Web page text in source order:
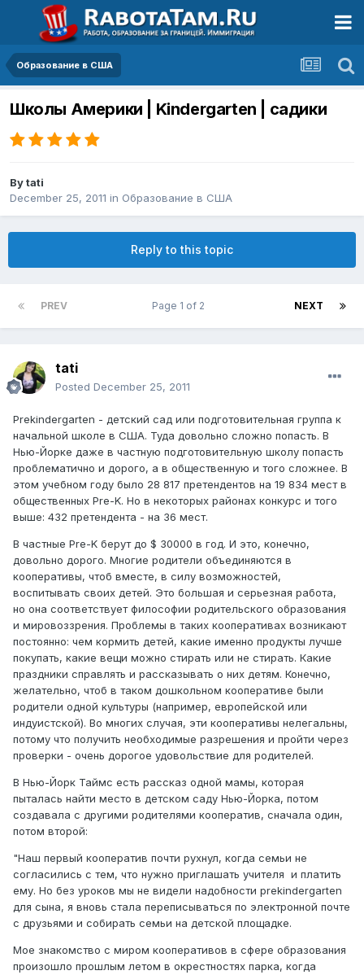
Образование в США
Школы Америки | Kindergarten | садики
Bytati
December 25, 2011 in Образование в США
Reply to this topic
PREV NEXT
Page 1 of 2
tati
Posted December 25, 2011
Prekindergarten - детский сад или подготовительная группа к
начальной школе в США. Туда довольно сложно попасть. В
Нью-Йорке даже в частную подготовительную школу попасть
проблематично и дорого, а в общественную и того сложнее. В
этом учебном году было 28 817 претендентов на 19 834 мест в
общественных Pre-K. Но в некоторых районах конкурс и того
выше: 432 претендента - на 36 мест.
В частные Pre-K берут до $ 30000 в год. И это, конечно,
довольно дорого. Многие родители объединяются в
кооперативы, чтоб вместе, в силу возможностей,
воспитывать своих детей. Это большая и серьезная работа,
но она соответствует философии родительского образования
и мировоззрения. Проблемы в таких кооперативах возникают
постоянно: чем кормить детей, какие именно продукты лучше
покупать, какие вещи можно стирать или не стирать. Какие
праздники справлять и рассказывать о них детям. Конечно,
желательно, чтоб в таком дошкольном кооперативе были
родители одной культуры (например, европейской или
индуистской). Во многих случая, эти кооперативы нелегальны,
потому что получить необходимые разрешения и пройти через
проверки - очень дорогое удовольствие для родителей.
В Нью-Йорк Таймс есть рассказ одной мамы, которая
пыталась найти место в детском саду Нью-Йорка, потом
создавала с другими родителями кооператив, сначала один,
потом второй:
"Наш первый кооператив почти рухнул, когда семьи не
согласились с тем, что нужно приглашать учителя и платить
ему. Но без уроков мы не видели надобности prekindergarten
для сына, я вновь стала переписываться по электронной почте
с друзьями и собирать семьи на детской площадке.
Мое знакомство с миром кооперативов в сфере образования
произошло прошлым летом в окрестностях парка, когда